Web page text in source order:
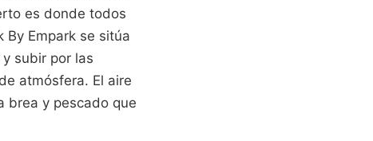
es donde todos
By Empark se sitúa
subir por las
atmósfera. El aire
brea y pescado que